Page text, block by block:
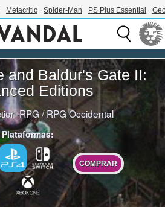
Metacritic Spider-Man PS Plus Essential
and Baldur's Gate II:
Editions
RPG /RPG Occidental
Plataformas:
COMPRAR